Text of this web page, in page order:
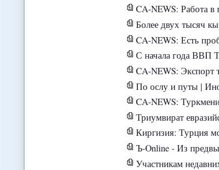
CA-NEWS: Работа в
Более двух тысяч
CA-NEWS: Есть проблема внутри
С начала года ВВП
CA-NEWS: Экспорт туркменского
По ослу и путы |
CA-NEWS: Туркменистан
Триумвират
Киргизия: Турция
Ъ-Online - Из
Участникам недавних